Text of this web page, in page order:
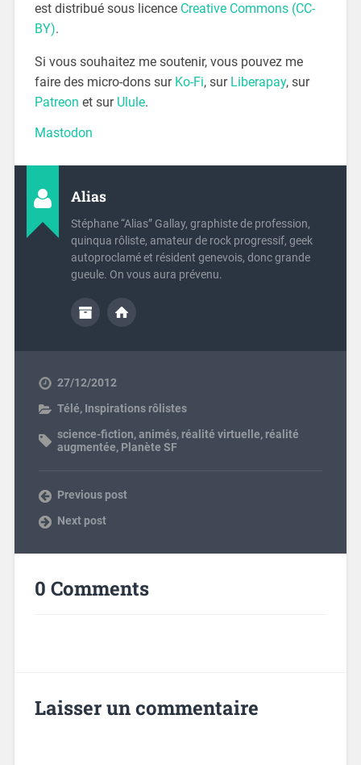
est distribué sous licence Creative Commons (CC-
BY).
Si vous souhaitez me soutenir, vous pouvez me
faire des micro-dons sur Ko-Fi, sur Liberapay, sur
Patreon et sur Ulule.
Mastodon
Alias
Stéphane “Alias” Gallay, graphiste de profession,
quinqua rôliste, amateur de rock progressif, geek
autoproclamé et résident genevois, donc grande
gueule. On vous aura prévenu.
27/12/2012
Télé, Inspirations rôlistes
science-fiction,animés, réalité virtuelle, réalité
augmentée, Planète SF
Previous post
Next post
0 Comments
Laisser un commentaire